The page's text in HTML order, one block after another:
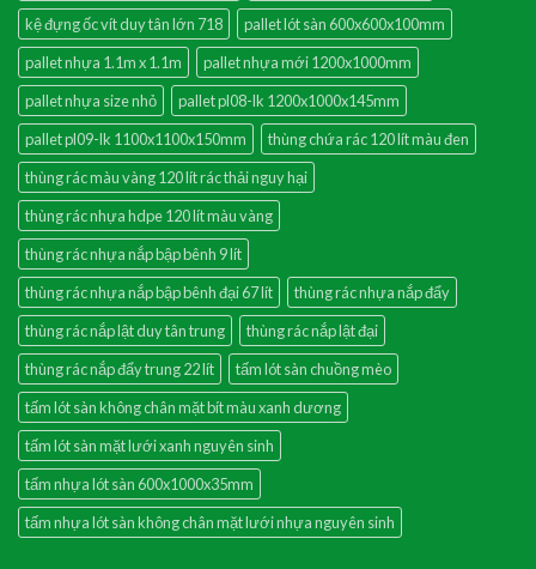
kệ đựng ốc vít duy tân lớn 718
pallet lót sàn 600x600x100mm
pallet nhựa 1.1m x 1.1m
pallet nhựa mới 1200x1000mm
pallet nhựa size nhỏ
pallet pl08-lk 1200x1000x145mm
pallet pl09-lk 1100x1100x150mm
thùng chứa rác 120 lít màu đen
thùng rác màu vàng 120 lít rác thải nguy hại
thùng rác nhựa hdpe 120 lít màu vàng
thùng rác nhựa nắp bập bênh 9 lít
thùng rác nhựa nắp bập bênh đại 67 lít
thùng rác nhựa nắp đẩy
thùng rác nắp lật duy tân trung
thùng rác nắp lật đại
thùng rác nắp đẩy trung 22 lít
tấm lót sàn chuồng mèo
tấm lót sàn không chân mặt bít màu xanh dương
tấm lót sàn mặt lưới xanh nguyên sinh
tấm nhựa lót sàn 600x1000x35mm
tấm nhựa lót sàn không chân mặt lưới nhựa nguyên sinh